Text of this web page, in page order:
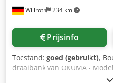
Willroth 234 km
Prijsinfo
Toestand: goed (gebruikt),
draaibank van OKUMA -
Dcjdpfxov S Su Se Aphjk -